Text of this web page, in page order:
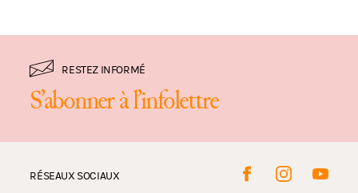
RESTEZ INFORMÉ
S’abonner à l’infolettre
RÉSEAUX SOCIAUX